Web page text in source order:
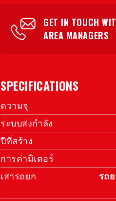
GET IN TOUCH
AREA MANAGERS
SPECIFICATIONS
ความจุ
ระบบส่งกำลัง
ปีที่สร้าง
การค่ามิเตอร์
เสารถยก
รถ